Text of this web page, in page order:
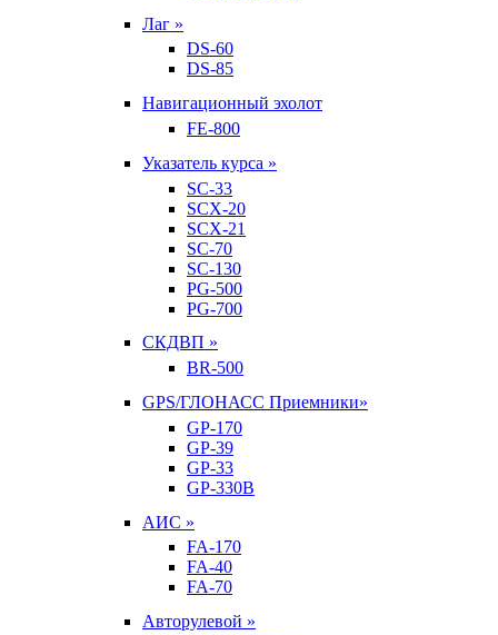
Лаг »
DS-60
DS-85
Навигационный эхолот
FE-800
Указатель курса »
SC-33
SCX-20
SCX-21
SC-70
SC-130
PG-500
PG-700
СКДВП »
BR-500
GPS/ГЛОНАСС Приемники»
GP-170
GP-39
GP-33
GP-330B
АИС »
FA-170
FA-40
FA-70
Авторулевой »